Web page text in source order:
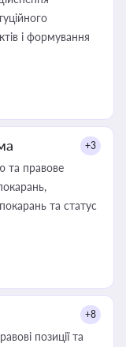
і формування
+3
та правове
та статус
+8
позиції та